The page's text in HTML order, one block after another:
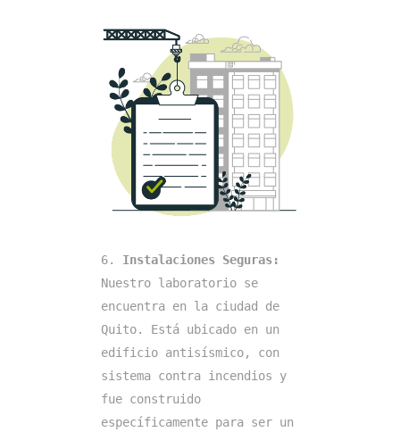
6.
Nuestro laboratorio se
encuentra en la ciudad de
Quito. Está ubicado en un
edificio antisísmico, con
sistema contra incendios y
fue construido
específicamente para ser un